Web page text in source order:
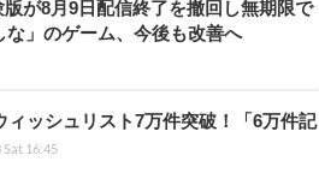
が8月9日配信終了を撤回し無期限で
」のゲーム、今後も改善へ
ッシュリスト7万件突破！「6万件記
Sat 16:45